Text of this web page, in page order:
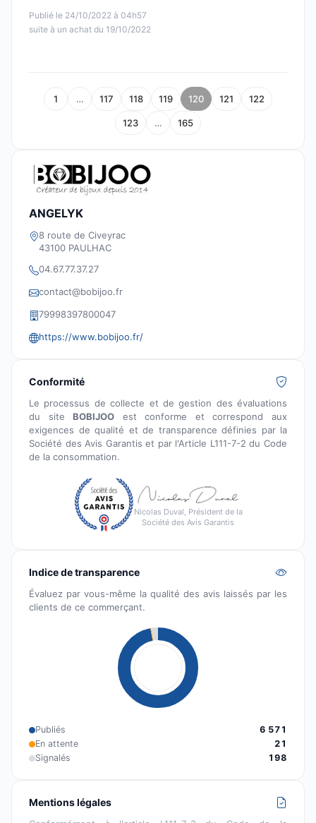
Publié le 24/10/2022 à 04h57
suite à un achat du 19/10/2022
1 … 117 118 119 120 121 122
123 … 165
ANGELYK
8 route de Civeyrac
43100 PAULHAC
04.67.77.37.27
contact@bobijoo.fr
79998397800047
https://www.bobijoo.fr/
Conformité
Le processus de collecte et de gestion des évaluations
du siteBOBIJOO est conforme et correspond aux
exigences de qualité et de transparence définies par la
Société des Avis Garantis et par l'Article L111-7-2 du Code
de la consommation.
Nicolas Duval, Président de la
Société des Avis Garantis
Indice de transparence
Évaluez par vous-même la qualité des avis laissés par les
clients de ce commerçant.
Publiés
6 571
En attente
21
Signalés
198
Mentions légales